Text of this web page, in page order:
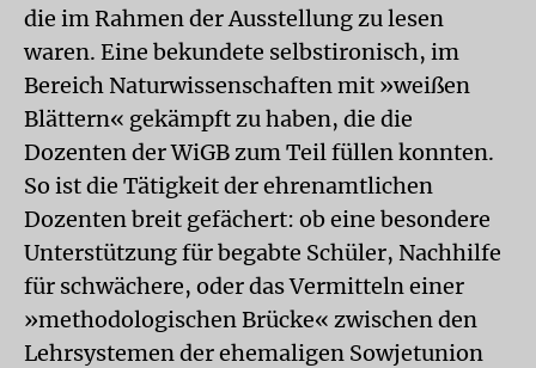
die im Rahmen der Ausstellung zu lesen
waren. Eine bekundete selbstironisch, im
Bereich Naturwissenschaften mit »weißen
Blättern« gekämpft zu haben, die die
Dozenten der WiGB zum Teil füllen konnten.
So ist die Tätigkeit der ehrenamtlichen
Dozenten breit gefächert: ob eine besondere
Unterstützung für begabte Schüler, Nachhilfe
für schwächere, oder das Vermitteln einer
»methodologischen Brücke« zwischen den
Lehrsystemen der ehemaligen Sowjetunion